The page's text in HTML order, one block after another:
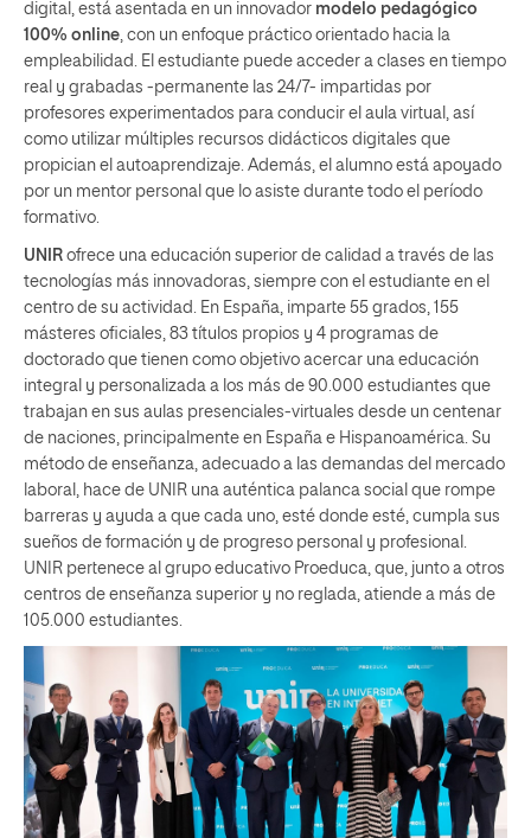
digital, está asentada en un innovador modelo pedagógico
100% online, con un enfoque práctico orientado hacia la
empleabilidad. El estudiante puede acceder a clases en tiempo
real y grabadas -permanente las 24/7- impartidas por
profesores experimentados para conducir el aula virtual, así
como utilizar múltiples recursos didácticos digitales que
propician el autoaprendizaje. Además, el alumno está apoyado
por un mentor personal que lo asiste durante todo el período
formativo.
UNIR ofrece una educación superior de calidad a través de las
tecnologías más innovadoras, siempre con el estudiante en el
centro de su actividad. En España, imparte 55 grados, 155
másteres oficiales, 83 títulos propios y 4 programas de
doctorado que tienen como objetivo acercar una educación
integral y personalizada a los más de 90.000 estudiantes que
trabajan en sus aulas presenciales-virtuales desde un centenar
de naciones, principalmente en España e Hispanoamérica. Su
método de enseñanza, adecuado a las demandas del mercado
laboral, hace de UNIR una auténtica palanca social que rompe
barreras y ayuda a que cada uno, esté donde esté, cumpla sus
sueños de formación y de progreso personal y profesional.
UNIR pertenece al grupo educativo Proeduca, que, junto a otros
centros de enseñanza superior y no reglada, atiende a más de
105.000 estudiantes.